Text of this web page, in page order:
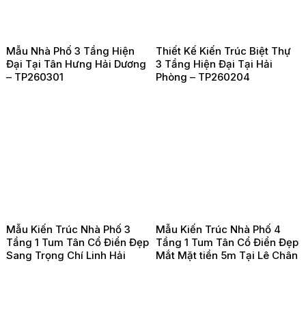
Mẫu Nhà Phố 3 Tầng Hiện
Đại Tại Tân Hưng Hải Dương
– TP260301
Thiết Kế Kiến Trúc Biệt Thự
3 Tầng Hiện Đại Tại Hải
Phòng – TP260204
Mẫu Kiến Trúc Nhà Phố 3
Tầng 1 Tum Tân Cổ Điển Đẹp
Sang Trọng Chí Linh Hải
Mẫu Kiến Trúc Nhà Phố 4
Tầng 1 Tum Tân Cổ Điển Đẹp
Mắt Mặt tiền 5m Tại Lê Chân